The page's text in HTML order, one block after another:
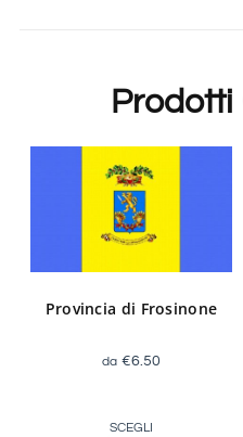
Provincia di Frosinone
€6.50
SCEGLI